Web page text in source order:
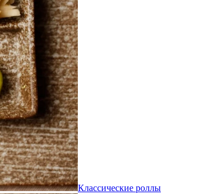
Классические роллы